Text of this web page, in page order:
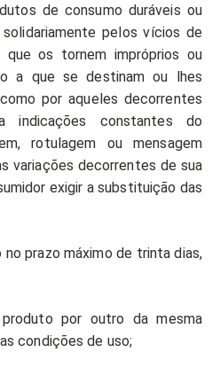
de consumo duráveis ou
pelos vícios de
que os tornem impróprios ou
a que se destinam ou lhes
por aqueles decorrentes
indicações constantes do
rotulagem ou mensagem
variações decorrentes de sua
exigir a substituição das
prazo máximo de trinta dias,
por outro da mesma
condições de uso;